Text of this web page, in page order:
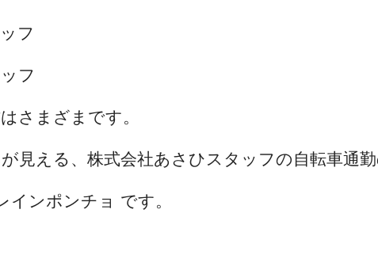
フ
フ
さまざまです。
見える、株式会社あさひスタッフの自転車通
ンポンチョ です。